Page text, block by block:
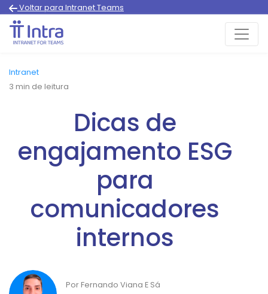
Voltar para Intranet Teams
Intranet
3 min de leitura
Dicas de
engajamento ESG
para
comunicadores
internos
Por Fernando Viana E Sá